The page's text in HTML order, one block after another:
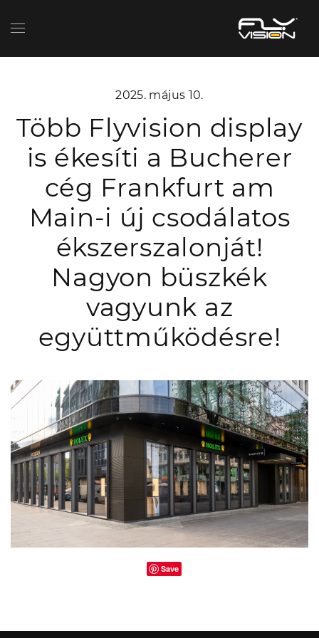
2025. május 10.
Több Flyvision display
is ékesíti a Bucherer
cég Frankfurt am
Main-i új csodálatos
ékszerszalonját!
Nagyon büszkék
vagyunk az
együttműködésre!
Save